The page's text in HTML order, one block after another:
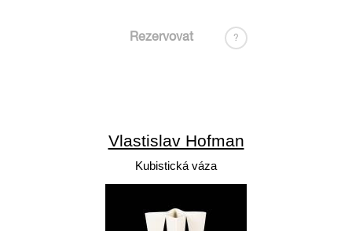
Rezervovat ?
Vlastislav Hofman
Kubistická váza